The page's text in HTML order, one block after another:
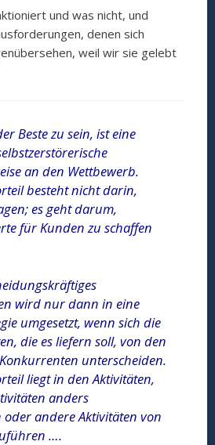
und was nicht, und
denen sich
weil wir sie gelebt
Beste zu sein, ist eine
an den Wettbewerb.
besteht nicht darin,
es geht darum,
für Kunden zu schaffen
wird nur dann in eine
umgesetzt, wenn sich die
die es liefern soll, von den
unterscheiden.
liegt in den Aktivitäten,
anders
andere Aktivitäten von
….